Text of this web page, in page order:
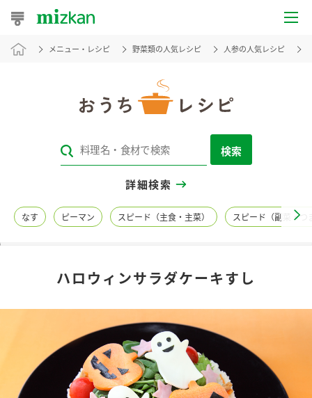
おうちレシピ
レシピカテゴリ一覧
レシピ名特集
商品情報
調味酢
新商品一覧
キャンペーン情報
メニュー・レシピ 野菜類の人気レシピ 人参の人気レシピ
検索
詳細検索
なす ピーマン スピード（主食・主菜） スピード（副菜・つ
ハロウィンサラダケーキすし